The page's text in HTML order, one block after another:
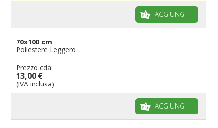
AGGIUNGI
70x100 cm
Poliestere Leggero
Prezzo cda:
13,00 €
(IVA inclusa)
AGGIUNGI